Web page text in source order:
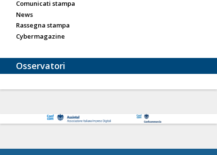
Comunicati stampa
News
Rassegna stampa
Cybermagazine
Osservatori